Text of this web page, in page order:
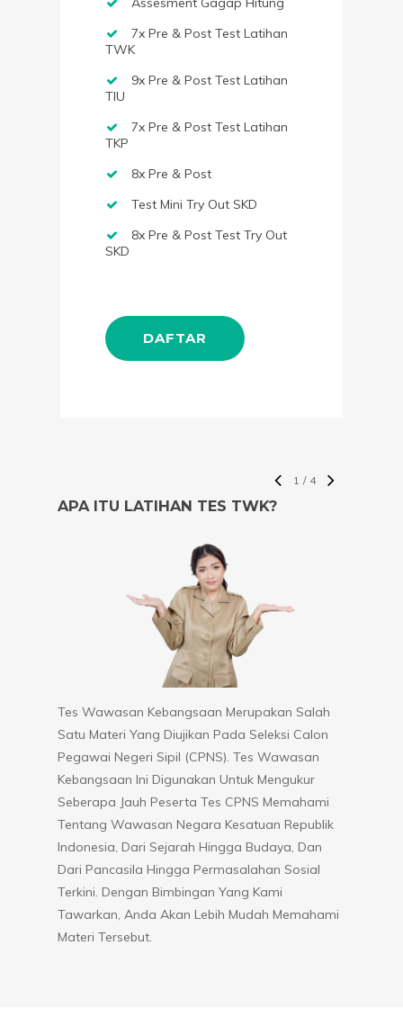
7x Pre & Post Test Latihan
TWK
9x Pre & Post Test Latihan
TIU
7x Pre & Post Test Latihan
TKP
8x Pre & Post
Test Mini Try Out SKD
8x Pre & Post Test Try Out
SKD
DAFTAR
1 / 4
APA ITU LATIHAN TES TWK?
Tes Wawasan Kebangsaan Merupakan Salah
Satu Materi Yang Diujikan Pada Seleksi Calon
Pegawai Negeri Sipil (CPNS). Tes Wawasan
Kebangsaan Ini Digunakan Untuk Mengukur
Seberapa Jauh Peserta Tes CPNS Memahami
Tentang Wawasan Negara Kesatuan Republik
Indonesia, Dari Sejarah Hingga Budaya, Dan
Dari Pancasila Hingga Permasalahan Sosial
Terkini. Dengan Bimbingan Yang Kami
Tawarkan, Anda Akan Lebih Mudah Memahami
Materi Tersebut.